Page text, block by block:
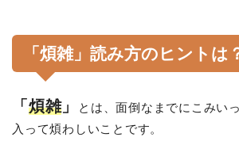
「煩雑」読み方のヒントは
「 煩雑」
とは、面倒なまでにこみい
入って煩わしいことです。